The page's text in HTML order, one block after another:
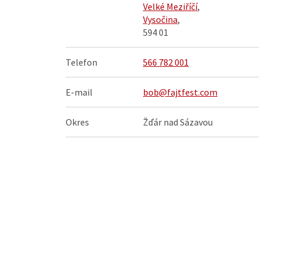
Velké Meziříčí,
Vysočina,
594 01
Telefon 566 782 001
E-mail bob@fajtfest.com
Okres Žďár nad Sázavou